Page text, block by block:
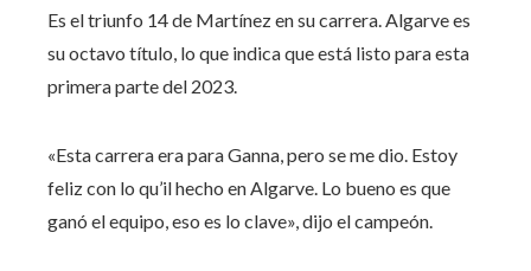
Es el triunfo 14 de Martínez en su carrera. Algarve es
su octavo título, lo que indica que está listo para esta
primera parte del 2023.
«Esta carrera era para Ganna, pero se me dio. Estoy
feliz con lo qu’il hecho en Algarve. Lo bueno es que
ganó el equipo, eso es lo clave», dijo el campeón.